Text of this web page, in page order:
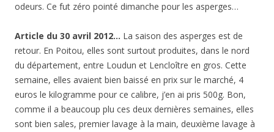
odeurs. Ce fut zéro pointé dimanche pour les asperges…
Article du 30 avril 2012… La saison des asperges est de
retour. En Poitou, elles sont surtout produites, dans le nord
du département, entre Loudun et Lencloître en gros. Cette
semaine, elles avaient bien baissé en prix sur le marché, 4
euros le kilogramme pour ce calibre, j’en ai pris 500g. Bon,
comme il a beaucoup plu ces deux dernières semaines, elles
sont bien sales, premier lavage à la main, deuxième lavage à